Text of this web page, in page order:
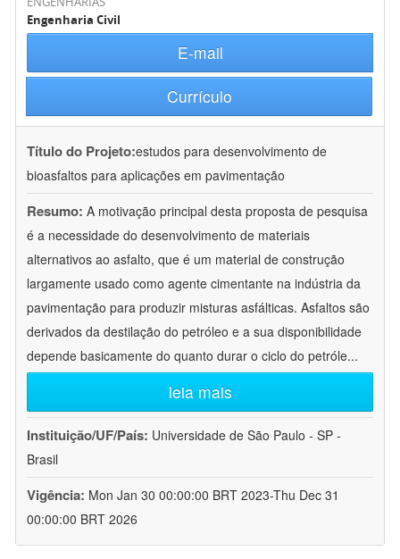
Engenharia Civil
E-mail
Currículo
Título do Projeto:estudos para desenvolvimento de
bioasfaltos para aplicações em pavimentação
Resumo: A motivação principal desta proposta de pesquisa
é a necessidade do desenvolvimento de materiais
alternativos ao asfalto, que é um material de construção
largamente usado como agente cimentante na indústria da
pavimentação para produzir misturas asfálticas. Asfaltos são
derivados da destilação do petróleo e a sua disponibilidade
depende basicamente do quanto durar o ciclo do petróle...
leia mais
Instituição/UF/País: Universidade de São Paulo - SP -
Brasil
Vigência: Mon Jan 30 00:00:00 BRT 2023-Thu Dec 31
00:00:00 BRT 2026